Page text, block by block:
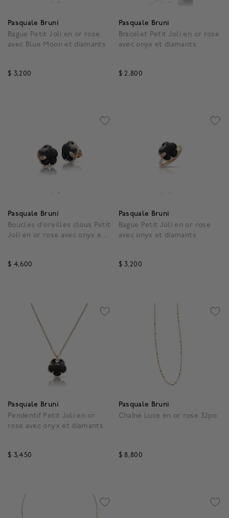
Pasquale Bruni
Bague Petit Joli en or rose
avec Blue Moon et diamants
$ 3,200
Pasquale Bruni
Bracelet Petit Joli en or rose
avec onyx et diamants
$ 2,800
Pasquale Bruni
Boucles d'oreilles clous Petit
Joli en or rose avec onyx et
$ 4,600
Pasquale Bruni
Bague Petit Joli en or rose
avec onyx et diamants
$ 3,200
Pasquale Bruni
Pendentif Petit Joli en or
rose avec onyx et diamants
$ 3,450
Pasquale Bruni
Chaîne Luce en or rose 32po
$ 8,800